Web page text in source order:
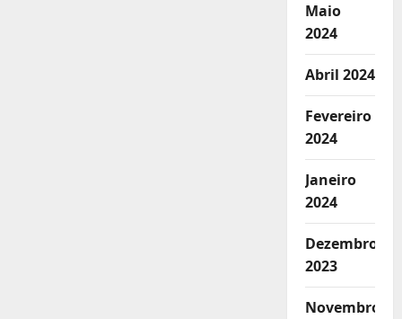
Maio
2024
Abril 2024
Fevereiro
2024
Janeiro
2024
Dezembro
2023
Novembro